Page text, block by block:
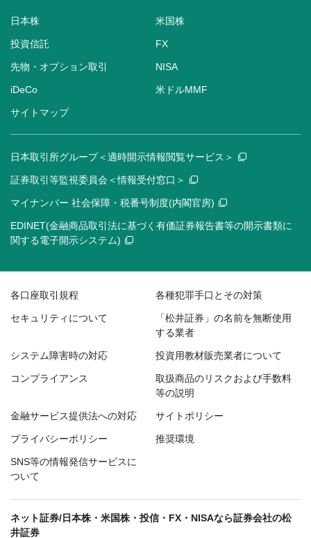
日本株 米国株
投資信託 FX
先物・オプション取引 NISA
iDeCo 米ドルMMF
サイトマップ
日本取引所グループ＜適時開示情報閲覧サービス＞
証券取引等監視委員会＜情報受付窓口＞
マイナンバー 社会保障・税番号制度(内閣官房)
EDINET(金融商品取引法に基づく有価証券報告書等の開示書類に
関する電子開示システム)
各口座取引規程 各種犯罪手口とその対策
セキュリティについて
「松井証券」の名前を無断使用
する業者
システム障害時の対応 投資用教材販売業者について
コンプライアンス
取扱商品のリスクおよび手数料
等の説明
金融サービス提供法への対応 サイトポリシー
プライバシーポリシー 推奨環境
SNS等の情報発信サービスに
ついて
ネット証券/日本株・米国株・投信・FX・NISAなら証券会社の松
井証券